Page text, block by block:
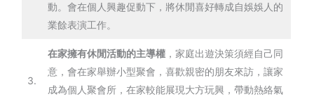
動。會在個人興趣促動下，將休閒喜好轉成自娛娛人的
業餘表演工作。
3.
在家擁有休閒活動的主導權 ，家庭出遊決策須經自己同
意，會在家舉辦小型聚會，喜歡親密的朋友來訪，讓家
成為個人聚會所，在家較能展現大方玩興，帶動熱絡氣